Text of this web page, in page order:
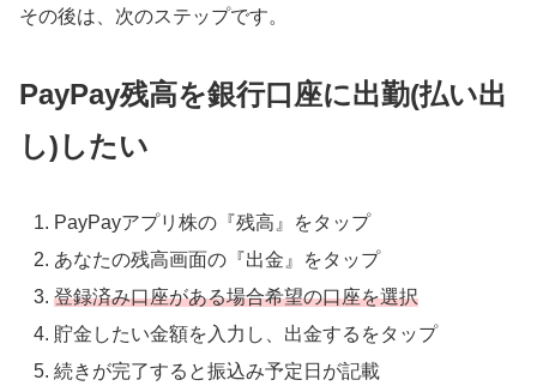
その後は、次のステップです。
PayPay残高を銀行口座に出勤(払い出
し)したい
PayPayアプリ株の『残高』をタップ
あなたの残高画面の『出金』をタップ
登録済み口座がある場合希望の口座を選択
貯金したい金額を入力し、出金するをタップ
続きが完了すると振込み予定日が記載